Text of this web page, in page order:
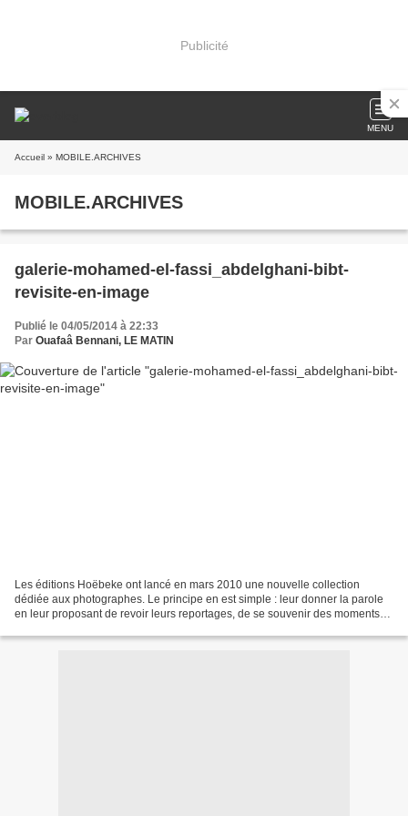
Publicité
MENU
Accueil » MOBILE.ARCHIVES
MOBILE.ARCHIVES
galerie-mohamed-el-fassi_abdelghani-bibt-
revisite-en-image
Publié le 04/05/2014 à 22:33
Par Ouafaâ Bennani, LE MATIN
Les éditions Hoëbeke ont lancé en mars 2010 une nouvelle collection
dédiée aux photographes. Le principe en est simple : leur donner la parole
en leur proposant de revoir leurs reportages, de se souvenir des moments